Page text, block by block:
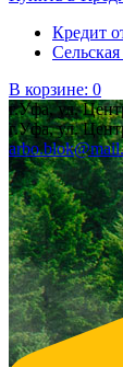
Кредит
В корзине: 0
г.Уфа, ул.
г.Уфа, ул.